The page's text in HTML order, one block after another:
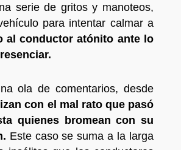
serie de gritos y manoteos,
para intentar calmar a
al conductor atónito ante lo
ola de comentarios, desde
con el mal rato que pasó
quienes bromean con su
Este caso se suma a la larga